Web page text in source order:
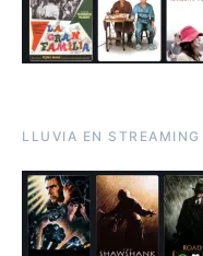
LLUVIA EN STREAMING